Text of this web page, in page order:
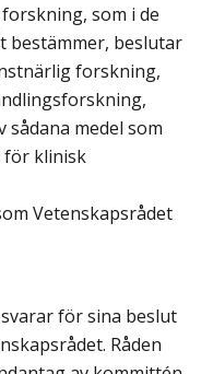
som i de
bestämmer, beslutar
forskning,
medel som
för klinisk
Vetenskapsrådet
för sina beslut
Råden